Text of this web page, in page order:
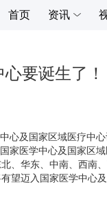
首页 资讯
要诞生了！
心及国家区域医疗中
家医学中心及国家区
、华东、中南、西南
望迈入国家医学中心